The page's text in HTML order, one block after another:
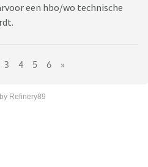
een hbo/wo technische
3 4 5 6 »
Refinery89